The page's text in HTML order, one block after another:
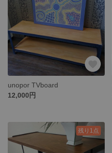
unopor TVboard
12,000円
残り1点